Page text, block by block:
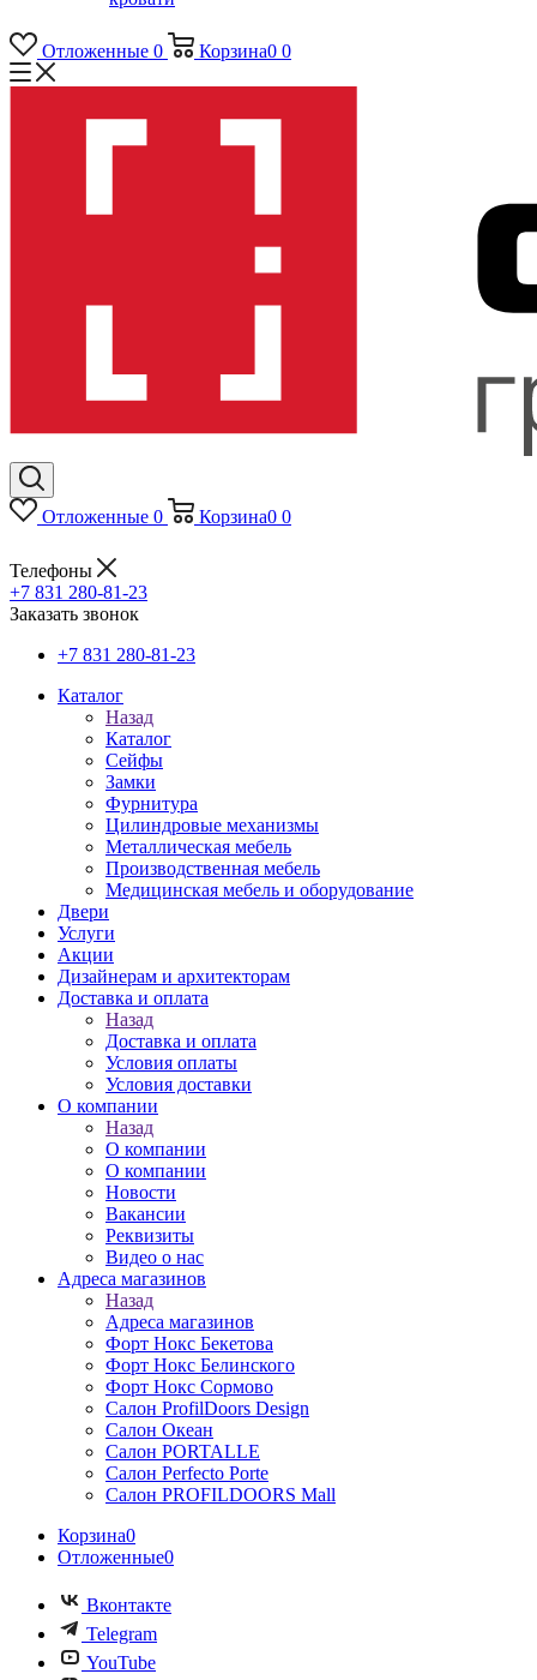
Отложенные 0 Корзина0 0
Отложенные 0 Корзина0 0
Телефоны
+7 831 280-81-23
Заказать звонок
+7 831 280-81-23
Каталог
Назад
Каталог
Сейфы
Замки
Фурнитура
Цилиндровые механизмы
Металлическая мебель
Производственная мебель
Медицинская мебель и оборудование
Двери
Услуги
Акции
Дизайнерам и архитекторам
Доставка и оплата
Назад
Доставка и оплата
Условия оплаты
Условия доставки
О компании
Назад
О компании
О компании
Новости
Вакансии
Реквизиты
Видео о нас
Адреса магазинов
Назад
Адреса магазинов
Форт Нокс Бекетова
Форт Нокс Белинского
Форт Нокс Сормово
Салон ProfilDoors Design
Салон Океан
Салон PORTALLE
Салон Perfecto Portе
Салон PROFILDOORS Mall
Корзина0
Отложенные0
Вконтакте
Telegram
YouTube